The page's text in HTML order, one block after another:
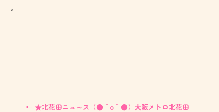
。
← ★北花田ニュ～ス（●＾o＾●）大阪メトロ北花田